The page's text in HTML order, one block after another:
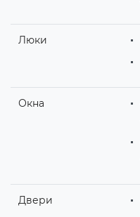
Люки
Окна
Двери